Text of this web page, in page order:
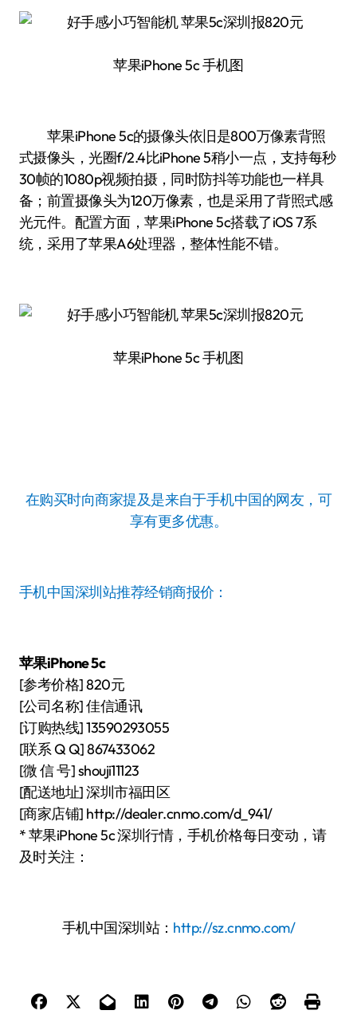
苹果iPhone 5c 手机图
苹果iPhone 5c的摄像头依旧是800万像素背照
式摄像头，光圈f/2.4比iPhone 5稍小一点，支持每秒
30帧的1080p视频拍摄，同时防抖等功能也一样具
备；前置摄像头为120万像素，也是采用了背照式感
光元件。配置方面，苹果iPhone 5c搭载了iOS 7系
统，采用了苹果A6处理器，整体性能不错。
苹果iPhone 5c 手机图
在购买时向商家提及是来自于手机中国的网友，可
享有更多优惠。
手机中国深圳站推荐经销商报价：
苹果iPhone 5c
[参考价格] 820元
[公司名称] 佳信通讯
[订购热线] 13590293055
[联系 Q Q] 867433062
[微 信 号] shouji11123
[配送地址] 深圳市福田区
[商家店铺] http://dealer.cnmo.com/d_941/
* 苹果iPhone 5c 深圳行情，手机价格每日变动，请
及时关注：
手机中国深圳站： http://sz.cnmo.com/